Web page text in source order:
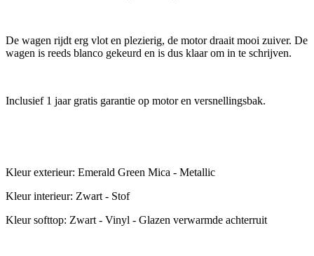
De wagen rijdt erg vlot en plezierig, de motor draait mooi zuiver. De
wagen is reeds blanco gekeurd en is dus klaar om in te schrijven.
Inclusief 1 jaar gratis garantie op motor en versnellingsbak.
Kleur exterieur: Emerald Green Mica - Metallic
Kleur interieur: Zwart - Stof
Kleur softtop: Zwart - Vinyl - Glazen verwarmde achterruit